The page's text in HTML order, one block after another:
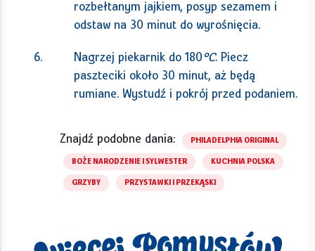
rozbełtanym jajkiem, posyp sezamem i
odstaw na 30 minut do wyrośnięcia.
Nagrzej piekarnik do 180°C. Piecz
paszteciki około 30 minut, aż będą
rumiane. Wystudź i pokrój przed podaniem.
Znajdź podobne dania: PHILADELPHIA ORIGINAL
BOŻE NARODZENIE I SYLWESTER KUCHNIA POLSKA
GRZYBY PRZYSTAWKI I PRZEKĄSKI